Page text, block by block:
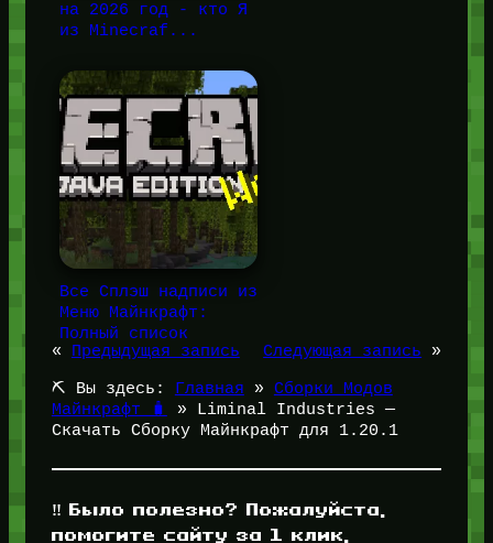
на 2026 год - кто Я
из Minecraf...
Все Сплэш надписи из
Меню Майнкрафт:
Полный список
«
Предыдущая запись Следующая запись »
⛏️ Вы здесь: Главная » Сборки Модов
Майнкрафт 🧳
»
Liminal Industries —
Скачать Сборку Майнкрафт для 1.20.1
‼️ Было полезно? Пожалуйста,
помогите сайту за 1 клик,